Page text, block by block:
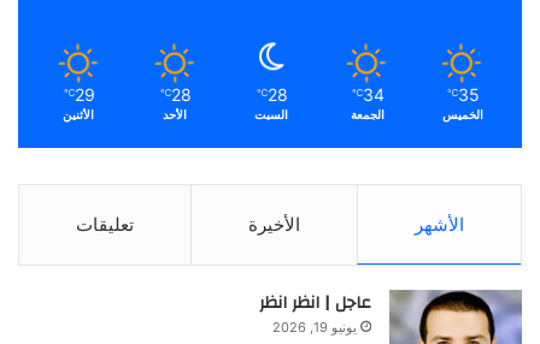
35
℃
الخميس
34
℃
الجمعة
28
℃
السبت
28
℃
الأحد
29
℃
الأثنين
الأشهر الأخيرة تعليقات
عاجل | انظر انظر
يونيو 19, 2026